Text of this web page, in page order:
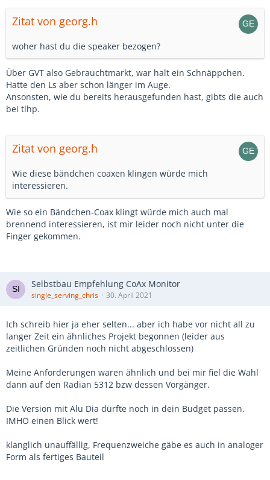
Zitat von georg.h
woher hast du die speaker bezogen?
Über GVT also Gebrauchtmarkt, war halt ein Schnäppchen.
Hatte den Ls aber schon länger im Auge.
Ansonsten, wie du bereits herausgefunden hast, gibts die auch
bei tlhp.
Zitat von georg.h
Wie diese bändchen coaxen klingen würde mich
interessieren.
Wie so ein Bändchen-Coax klingt würde mich auch mal
brennend interessieren, ist mir leider noch nicht unter die
Finger gekommen.
Selbstbau Empfehlung CoAx Monitor
single_serving_chris 30. April 2021
Ich schreib hier ja eher selten... aber ich habe vor nicht all zu
langer Zeit ein ähnliches Projekt begonnen (leider aus
zeitlichen Gründen noch nicht abgeschlossen)
Meine Anforderungen waren ähnlich und bei mir fiel die Wahl
dann auf den Radian 5312 bzw dessen Vorgänger.
Die Version mit Alu Dia dürfte noch in dein Budget passen.
IMHO einen Blick wert!
klanglich unauffällig, Frequenzweiche gäbe es auch in analoger
Form als fertiges Bauteil